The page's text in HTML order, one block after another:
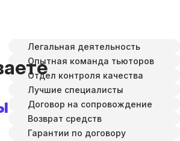
Легальная деятельность
Опытная команда тьюторов
Отдел контроля качества
Лучшие специалисты
Договор на сопровождение
Возврат средств
Гарантии по договору